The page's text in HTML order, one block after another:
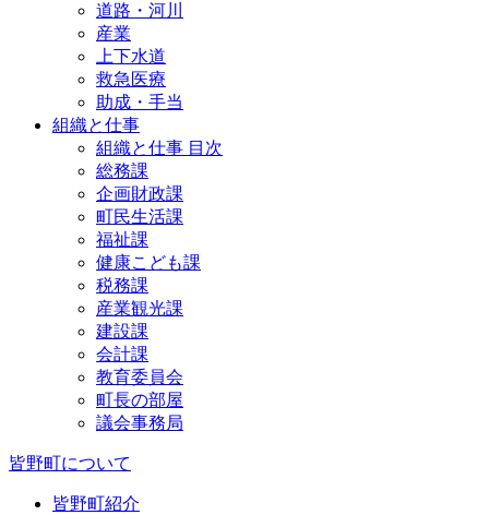
道路・河川
産業
上下水道
救急医療
助成・手当
組織と仕事
組織と仕事 目次
総務課
企画財政課
町民生活課
福祉課
健康こども課
税務課
産業観光課
建設課
会計課
教育委員会
町長の部屋
議会事務局
皆野町について
皆野町紹介